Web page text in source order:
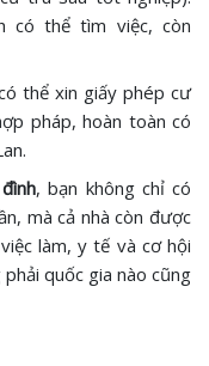
có thể tìm việc, còn
thể xin giấy phép cư
pháp, hoàn toàn có
, bạn không chỉ có
mà cả nhà còn được
làm, y tế và cơ hội
quốc gia nào cũng